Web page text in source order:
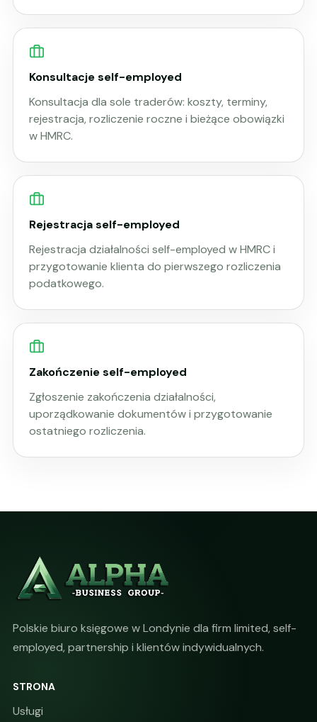
Konsultacje self-employed
Konsultacja dla sole traderów: koszty, terminy,
rejestracja, rozliczenie roczne i bieżące obowiązki
w HMRC.
Rejestracja self-employed
Rejestracja działalności self-employed w HMRC i
przygotowanie klienta do pierwszego rozliczenia
podatkowego.
Zakończenie self-employed
Zgłoszenie zakończenia działalności,
uporządkowanie dokumentów i przygotowanie
ostatniego rozliczenia.
Polskie biuro księgowe w Londynie dla firm limited, self-
employed, partnership i klientów indywidualnych.
STRONA
Usługi